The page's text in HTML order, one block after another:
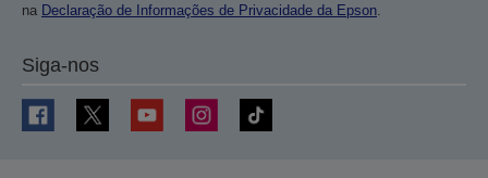
na Declaração de Informações de Privacidade da Epson
Siga-nos